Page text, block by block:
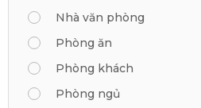
Nhà văn phòng
Phòng ăn
Phòng khách
Phòng ngủ